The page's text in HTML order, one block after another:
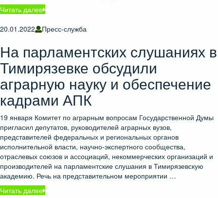
Читать далее
20.01.2022
Пресс-служба
На парламентских слушаниях в
Тимирязевке обсудили
аграрную науку и обеспечение
кадрами АПК
19 января Комитет по аграрным вопросам Государственной Думы
пригласил депутатов, руководителей аграрных вузов,
представителей федеральных и региональных органов
исполнительной власти, научно-экспертного сообщества,
отраслевых союзов и ассоциаций, некоммерческих организаций и
производителей на парламентские слушания в Тимирязевскую
академию. Речь на представительном мероприятии …
Читать далее